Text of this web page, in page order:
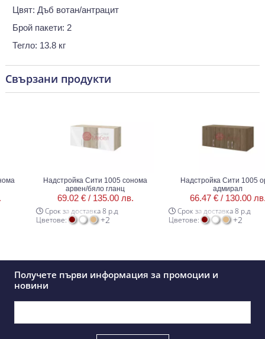
Цвят: Дъб вотан/антрацит
Брой пакети: 2
Тегло: 13.8 кг
Свързани продукти
Надстройка Сити 1005 сонома
арвен/бяло гланц
69.02 € /135.00 лв.
Срок за доставка 8 р.д
Цветове:
+2
Надстройка Сити 1005
адмирал
66.47 € /130.00 лв.
Срок за доставка 8 р.д
Цветове:
+2
Получете първи информация за промоции и
новини